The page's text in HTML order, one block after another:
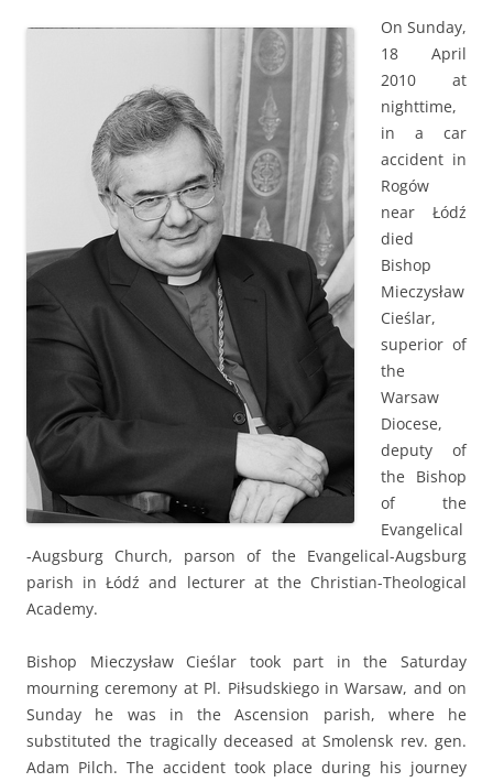
On Sunday,
18 April
2010 at
nighttime,
in a car
accident in
Rogów
near Łódź
died
Bishop
Mieczysław
Cieślar,
superior of
the
Warsaw
Diocese,
deputy of
the Bishop
of the
Evangelical
-Augsburg Church, parson of the Evangelical-Augsburg
parish in Łódź and lecturer at the Christian-Theological
Academy.
Bishop Mieczysław Cieślar took part in the Saturday
mourning ceremony at Pl. Piłsudskiego in Warsaw, and on
Sunday he was in the Ascension parish, where he
substituted the tragically deceased at Smolensk rev. gen.
Adam Pilch. The accident took place during his journey